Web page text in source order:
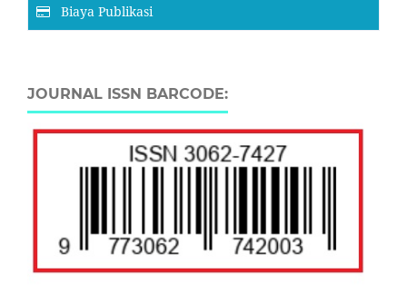
Biaya Publikasi
JOURNAL ISSN BARCODE: